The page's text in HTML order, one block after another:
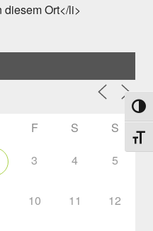
Ort</li>
F S S
3 4 5
10 11 12